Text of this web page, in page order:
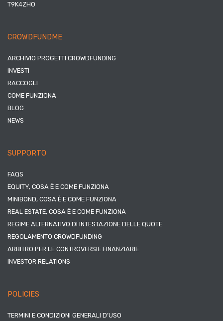
T9K4ZHO
CROWDFUNDME
ARCHIVIO PROGETTI CROWDFUNDING
INVESTI
RACCOGLI
COME FUNZIONA
BLOG
NEWS
SUPPORTO
FAQS
EQUITY, COSA È E COME FUNZIONA
MINIBOND, COSA È E COME FUNZIONA
REAL ESTATE, COSA È E COME FUNZIONA
REGIME ALTERNATIVO DI INTESTAZIONE DELLE QUOTE
REGOLAMENTO CROWDFUNDING
ARBITRO PER LE CONTROVERSIE FINANZIARIE
INVESTOR RELATIONS
POLICIES
TERMINI E CONDIZIONI GENERALI D’USO